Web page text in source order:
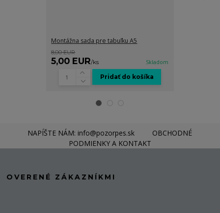
Montážna sada pre tabuľku A5
8,00 EUR
5,00 EUR/ks Skladom
Pridať do košíka
NAPÍŠTE NÁM: info@pozorpes.sk
OBCHODNÉ
PODMIENKY A KONTAKT
OVERENÉ ZÁKAZNÍKMI